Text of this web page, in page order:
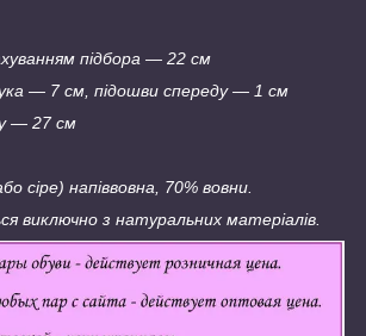
підбора — 22 см
— 7 см, підошви спереду — 1 см
— 27 см
сіре) напіввовна, 70% вовни.
виключно з натуральних матеріалів.